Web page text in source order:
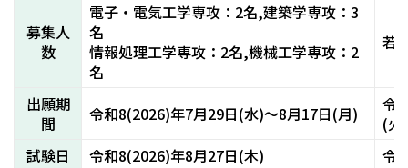
募集人
数
電子・電気工学専攻：2名,建築学専攻：3
名
情報処理工学専攻：2名,機械工学専攻：2
名
若
出願期
間
令和8(2026)年7月29日(水)～8月17日(月)
令
(火)
試験日
令和8(2026)年8月27日(木)
令